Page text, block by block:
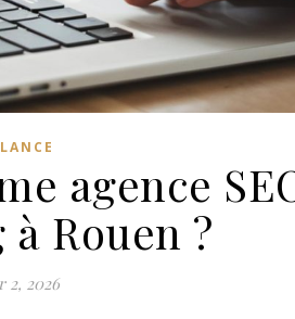
agence
Rouen ?
2, 2026